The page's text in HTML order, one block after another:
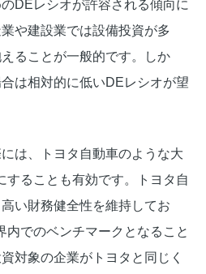
DEレシオが許容される傾向に
や建設業では設備投資が多
ることが一般的です。しか
は相対的に低いDEレシオが望
は、トヨタ自動車のような大
することも有効です。トヨタ自
い財務健全性を維持してお
内でのベンチマークとなること
対象の企業がトヨタと同じく